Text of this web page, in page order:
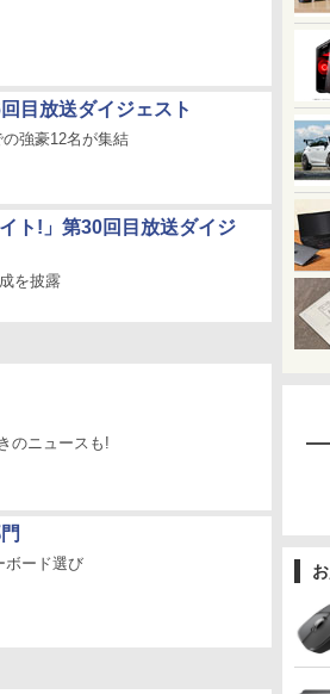
目放送ダイジェスト
強豪12名が集結
ト!」第30回目放送ダイジ
を披露
のニュースも!
ボード選び